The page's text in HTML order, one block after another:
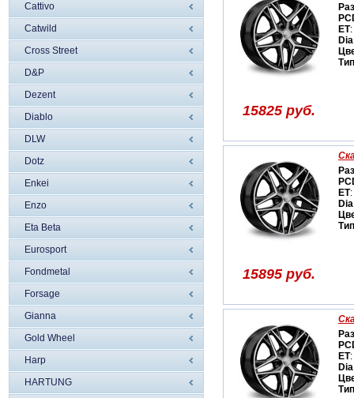
Cattivo
Catwild
Cross Street
D&P
Dezent
Diablo
DLW
Dotz
Enkei
Enzo
Eta Beta
Eurosport
Fondmetal
Forsage
Gianna
Gold Wheel
Harp
HARTUNG
ET
Dia
Тип
15825 руб.
ET
Dia
Тип
15895 руб.
ET
Dia
Тип